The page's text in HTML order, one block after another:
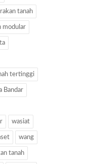
tanah
modular
tertinggi
Bandar
wasiat
wang
tanah